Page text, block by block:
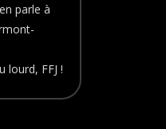
parle à
lourd, FFJ !